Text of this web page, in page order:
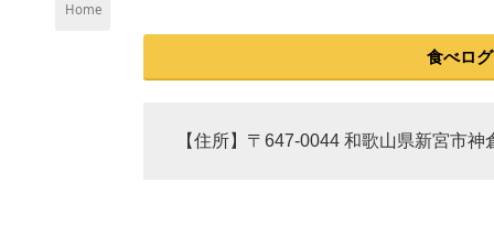
Home
食べロ
【住所】〒647-0044 和歌山県新宮市神